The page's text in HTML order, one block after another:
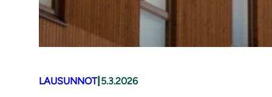
LAUSUNNOT| 5.3.2026